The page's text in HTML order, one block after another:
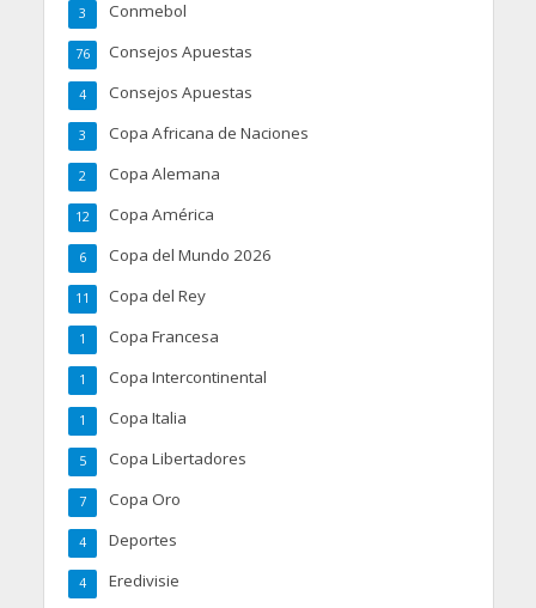
Conmebol
3
Consejos Apuestas
76
Consejos Apuestas
4
Copa Africana de Naciones
3
Copa Alemana
2
Copa América
12
Copa del Mundo 2026
6
Copa del Rey
11
Copa Francesa
1
Copa Intercontinental
1
Copa Italia
1
Copa Libertadores
5
Copa Oro
7
Deportes
4
Eredivisie
4